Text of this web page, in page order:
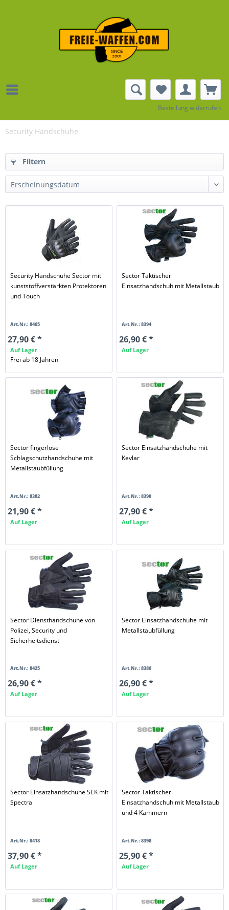
Bestellung widerrufen
Security Handschuhe
Filtern
Security Handschuhe Sector mit
kunststoffverstärkten Protektoren
und Touch
Art.Nr.: 8465
27,90 € *
Auf Lager
Frei ab 18 Jahren
Sector Taktischer
Einsatzhandschuh mit Metallstaub
Art.Nr.: 8394
26,90 € *
Auf Lager
Sector fingerlose
Schlagschutzhandschuhe mit
Metallstaubfüllung
Art.Nr.: 8382
21,90 € *
Auf Lager
Sector Einsatzhandschuhe mit
Kevlar
Art.Nr.: 8390
27,90 € *
Auf Lager
Sector Diensthandschuhe von
Polizei, Security und
Sicherheitsdienst
Art.Nr.: 8425
26,90 € *
Auf Lager
Sector Einsatzhandschuhe mit
Metallstaubfüllung
Art.Nr.: 8386
26,90 € *
Auf Lager
Sector Einsatzhandschuhe SEK mit
Spectra
Art.Nr.: 8418
37,90 € *
Auf Lager
Sector Taktischer
Einsatzhandschuh mit Metallstaub
und 4 Kammern
Art.Nr.: 8398
25,90 € *
Auf Lager